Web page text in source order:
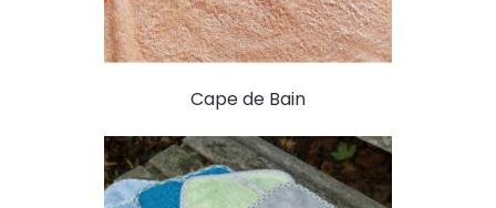
Cape de Bain